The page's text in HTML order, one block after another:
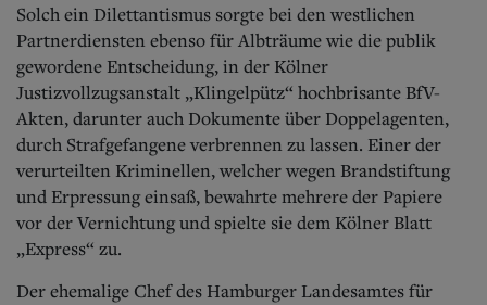
Solch ein Dilettantismus sorgte bei den westlichen
Partnerdiensten ebenso für Albträume wie die publik
gewordene Entscheidung, in der Kölner
Justizvollzugsanstalt „Klingelpütz“ hochbrisante BfV-
Akten, darunter auch Dokumente über Doppelagenten,
durch Strafgefangene verbrennen zu lassen. Einer der
verurteilten Kriminellen, welcher wegen Brandstiftung
und Erpressung einsaß, bewahrte mehrere der Papiere
vor der Vernichtung und spielte sie dem Kölner Blatt
„Express“ zu.
Der ehemalige Chef des Hamburger Landesamtes für